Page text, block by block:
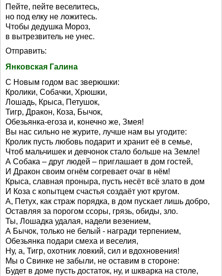
Пейте, пейте веселитесь,
но под елку не ложитесь.
Чтобы дедушка Мороз,
в вытрезвитель не унес.
Отправить:
Янковская Галина
С Новым годом вас зверюшки:
Кролики, Собачки, Хрюшки,
Лошадь, Крыса, Петушок,
Тигр, Дракон, Коза, Бычок,
Обезьянка-егоза и, конечно же, Змея!
Вы нас сильно не журите, лучше нам вы угодите:
Кролик пусть любовь подарит и хранит её в семье,
Чтоб мальчишек и девчонок стало больше на Земле!
А Собака – друг людей – приглашает в дом гостей,
И Дракон своим огнём согревает очаг в нём!
Крыса, славная проныра, пусть несёт всё злато в дом
И Коза с копытцем счастья создаёт уют кругом.
А, Петух, как страж порядка, в дом пускает лишь добро,
Оставляя за порогом ссоры, грязь, обиды, зло.
Ты, Лошадка удалая, надели везением,
А Бычок, только не белый - награди терпением,
Обезьянка подари смеха и веселия,
Ну, а, Тигр, охотник ловкий, сил и вдохновения!
Мы о Свинке не забыли, не оставим в стороне:
Будет в доме пусть достаток, ну, и шкварка на столе,